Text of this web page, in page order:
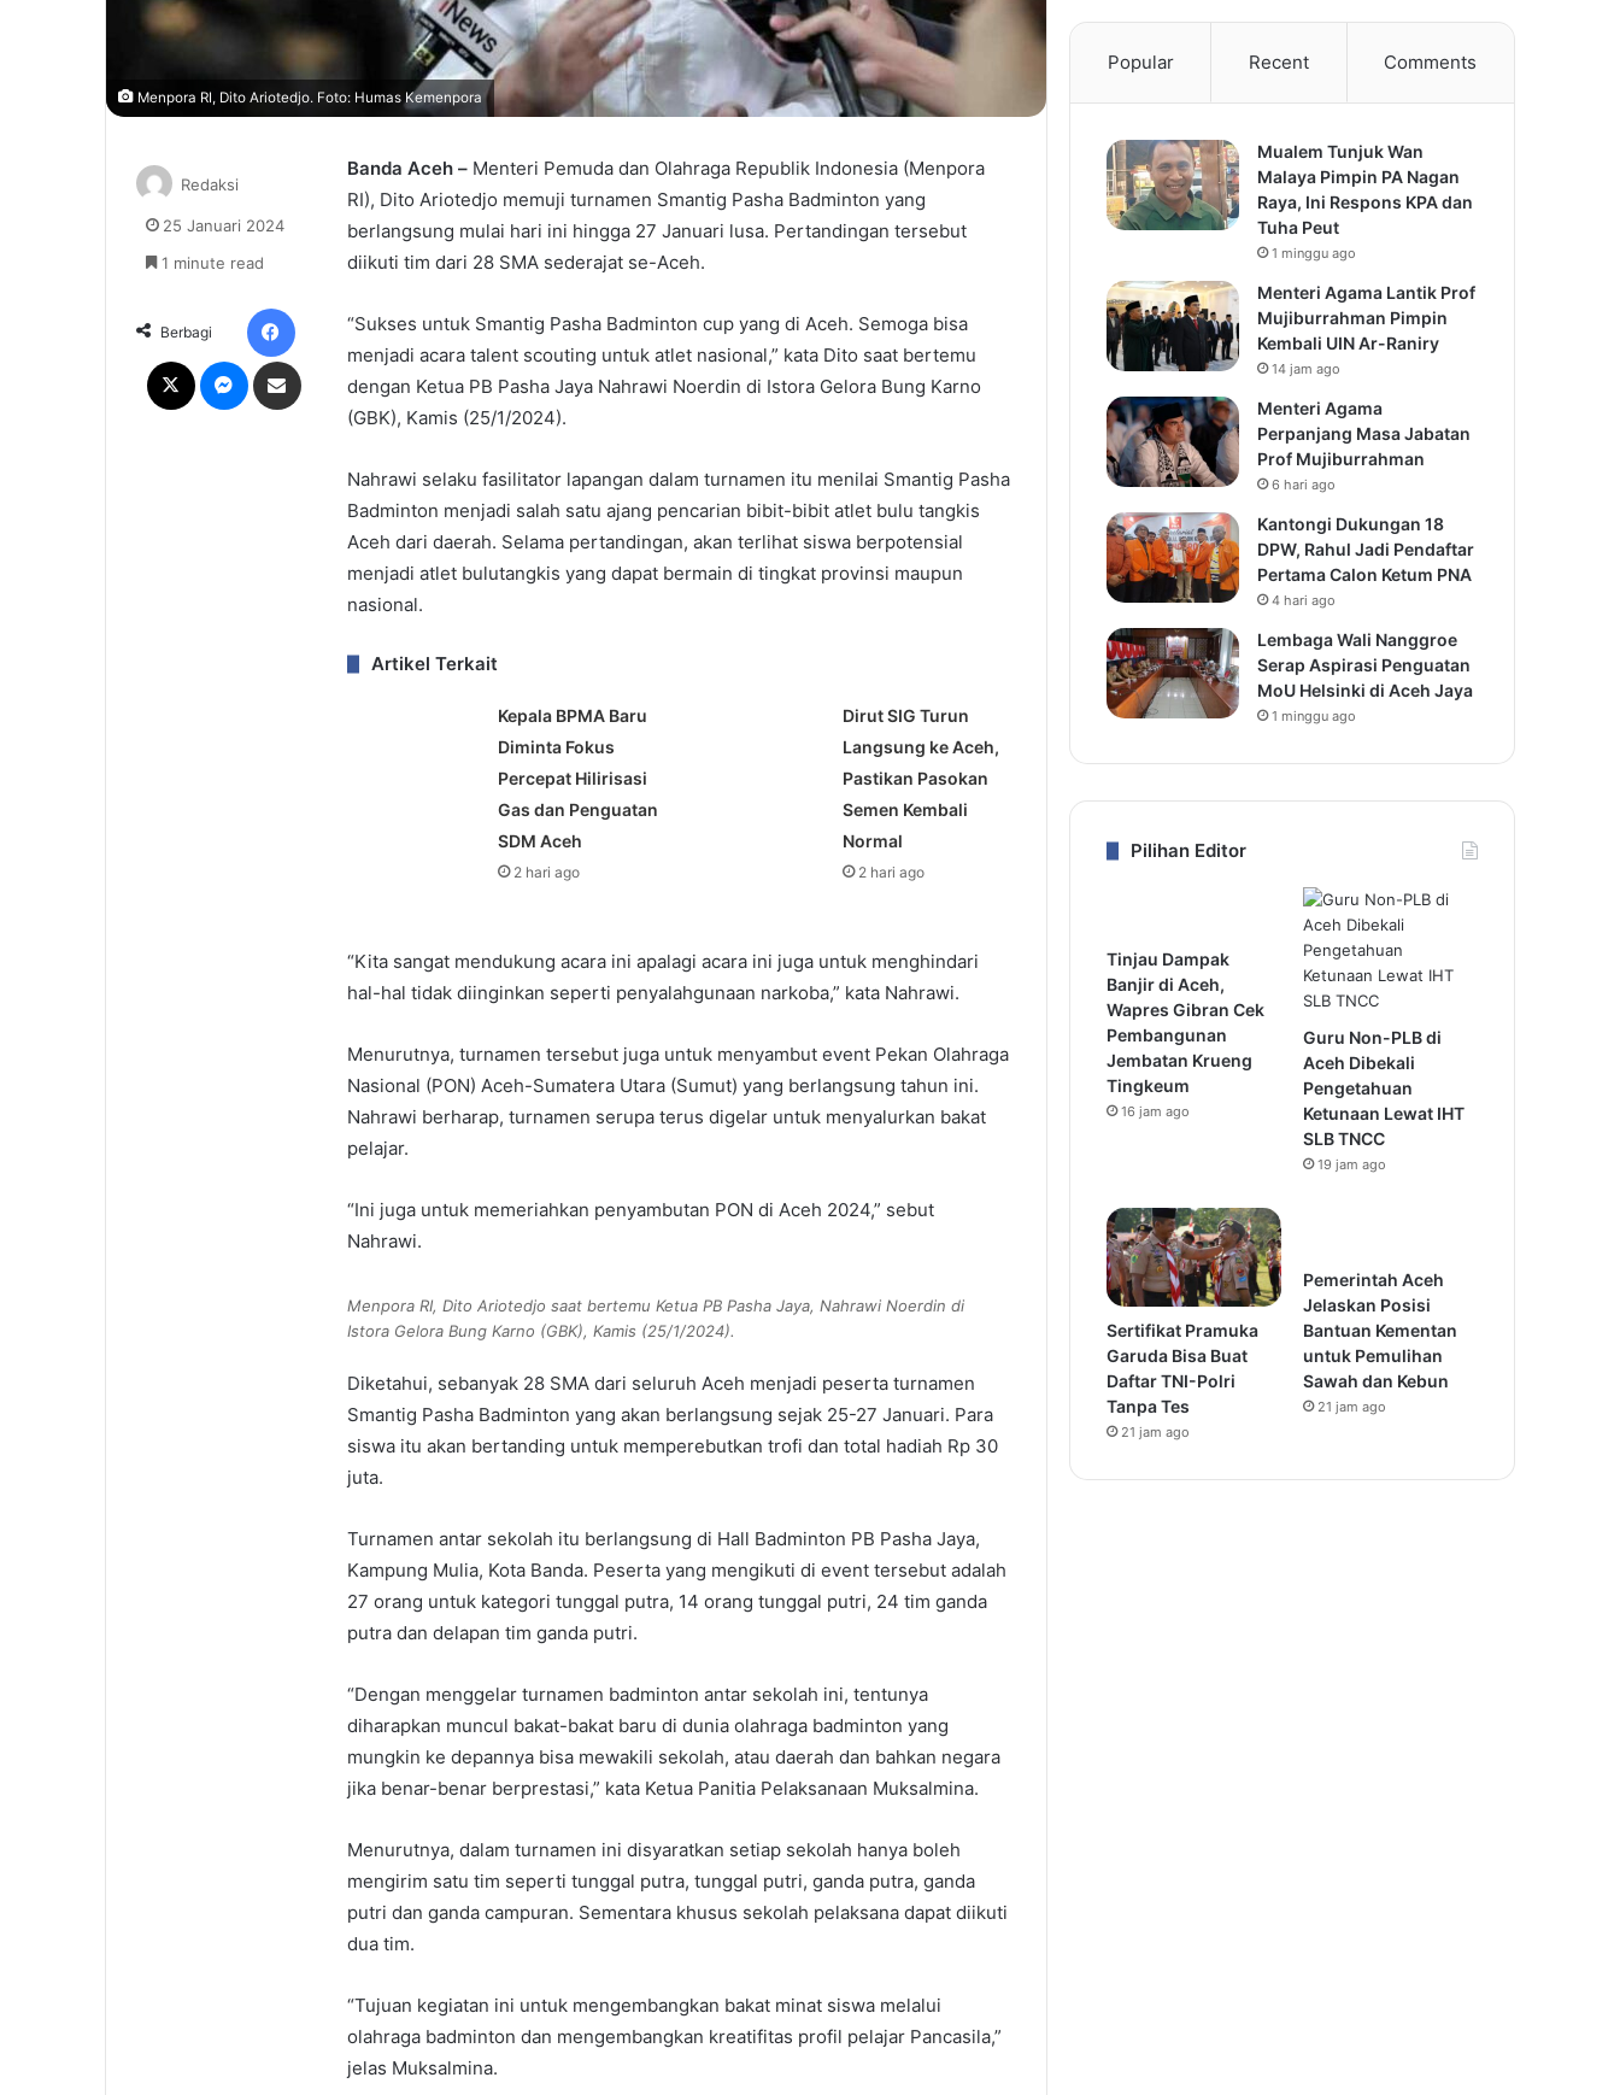
Menpora RI, Dito Ariotedjo. Foto: Humas Kemenpora
Banda Aceh – Menteri Pemuda dan Olahraga Republik Indonesia (Menpora
RI), Dito Ariotedjo memuji turnamen Smantig Pasha Badminton yang
berlangsung mulai hari ini hingga 27 Januari lusa. Pertandingan tersebut
diikuti tim dari 28 SMA sederajat se-Aceh.
“Sukses untuk Smantig Pasha Badminton cup yang di Aceh. Semoga bisa
menjadi acara talent scouting untuk atlet nasional,” kata Dito saat bertemu
dengan Ketua PB Pasha Jaya Nahrawi Noerdin di Istora Gelora Bung Karno
(GBK), Kamis (25/1/2024).
Nahrawi selaku fasilitator lapangan dalam turnamen itu menilai Smantig Pasha
Badminton menjadi salah satu ajang pencarian bibit-bibit atlet bulu tangkis
Aceh dari daerah. Selama pertandingan, akan terlihat siswa berpotensial
menjadi atlet bulutangkis yang dapat bermain di tingkat provinsi maupun
nasional.
Artikel Terkait
Kepala BPMA Baru
Diminta Fokus
Percepat Hilirisasi
Gas dan Penguatan
SDM Aceh
2 hari ago
Dirut SIG Turun
Langsung ke Aceh,
Pastikan Pasokan
Semen Kembali
Normal
2 hari ago
“Kita sangat mendukung acara ini apalagi acara ini juga untuk menghindari
hal-hal tidak diinginkan seperti penyalahgunaan narkoba,” kata Nahrawi.
Menurutnya, turnamen tersebut juga untuk menyambut event Pekan Olahraga
Nasional (PON) Aceh-Sumatera Utara (Sumut) yang berlangsung tahun ini.
Nahrawi berharap, turnamen serupa terus digelar untuk menyalurkan bakat
pelajar.
“Ini juga untuk memeriahkan penyambutan PON di Aceh 2024,” sebut
Nahrawi.
Menpora RI, Dito Ariotedjo saat bertemu Ketua PB Pasha Jaya, Nahrawi Noerdin di
Istora Gelora Bung Karno (GBK), Kamis (25/1/2024).
Diketahui, sebanyak 28 SMA dari seluruh Aceh menjadi peserta turnamen
Smantig Pasha Badminton yang akan berlangsung sejak 25-27 Januari. Para
siswa itu akan bertanding untuk memperebutkan trofi dan total hadiah Rp 30
juta.
Turnamen antar sekolah itu berlangsung di Hall Badminton PB Pasha Jaya,
Kampung Mulia, Kota Banda. Peserta yang mengikuti di event tersebut adalah
27 orang untuk kategori tunggal putra, 14 orang tunggal putri, 24 tim ganda
putra dan delapan tim ganda putri.
“Dengan menggelar turnamen badminton antar sekolah ini, tentunya
diharapkan muncul bakat-bakat baru di dunia olahraga badminton yang
mungkin ke depannya bisa mewakili sekolah, atau daerah dan bahkan negara
jika benar-benar berprestasi,” kata Ketua Panitia Pelaksanaan Muksalmina.
Menurutnya, dalam turnamen ini disyaratkan setiap sekolah hanya boleh
mengirim satu tim seperti tunggal putra, tunggal putri, ganda putra, ganda
putri dan ganda campuran. Sementara khusus sekolah pelaksana dapat diikuti
dua tim.
“Tujuan kegiatan ini untuk mengembangkan bakat minat siswa melalui
olahraga badminton dan mengembangkan kreatifitas profil pelajar Pancasila,”
jelas Muksalmina.
Redaksi
25 Januari 2024
1 minute read
Berbagi
Messenger
Popular Recent Comments
Mualem Tunjuk Wan
Malaya Pimpin PA Nagan
Raya, Ini Respons KPA dan
Tuha Peut
1 minggu ago
Menteri Agama Lantik Prof
Mujiburrahman Pimpin
Kembali UIN Ar-Raniry
14 jam ago
Menteri Agama
Perpanjang Masa Jabatan
Prof Mujiburrahman
6 hari ago
Kantongi Dukungan 18
DPW, Rahul Jadi Pendaftar
Pertama Calon Ketum PNA
4 hari ago
Lembaga Wali Nanggroe
Serap Aspirasi Penguatan
MoU Helsinki di Aceh Jaya
1 minggu ago
Pilihan Editor
Tinjau Dampak
Banjir di Aceh,
Wapres Gibran Cek
Pembangunan
Jembatan Krueng
Tingkeum
16 jam ago
Guru Non-PLB di
Aceh Dibekali
Pengetahuan
Ketunaan Lewat IHT
SLB TNCC
19 jam ago
Sertifikat Pramuka
Garuda Bisa Buat
Daftar TNI-Polri
Tanpa Tes
21 jam ago
Pemerintah Aceh
Jelaskan Posisi
Bantuan Kementan
untuk Pemulihan
Sawah dan Kebun
21 jam ago